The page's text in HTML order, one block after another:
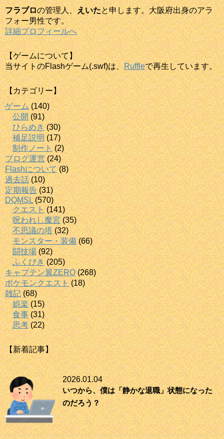
フラブロの管理人、 えいたと申します。大阪府出身のアラ
フォー男性です。
詳細プロフィールへ
【ゲームについて】
当サイトのFlashゲーム(.swf)は、 Ruffleで再生しています。
【カテゴリー】
ゲーム (140)
公開 (91)
ひらめき(30)
補足説明(17)
制作ノート (2)
ブログ運営 (24)
Flashについて(8)
過去話(10)
定期報告(31)
DQMSL(570)
クエスト(141)
呪われし魔宮(35)
不思議の塔 (32)
モンスター・装備 (66)
闘技場(92)
ふくびき(205)
キャプテン翼ZERO(268)
ポケモンクエスト (18)
雑記(68)
娯楽 (15)
食事(31)
思考 (22)
【新着記事】
2026.01.04
いつから、僕は「静かな退職」状態になった
のだろう？